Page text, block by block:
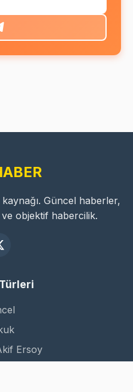
Güncel haberler,
objektif habercilik.
Ersoy